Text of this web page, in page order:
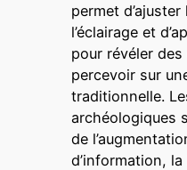
permet
l’éclairage et
pour révéler
percevoir sur
traditionnelle.
archéologiques
de
d’information,